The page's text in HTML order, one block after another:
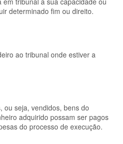
determinado fim ou direito.
ao tribunal onde estiver a
ou seja, vendidos, bens do
adquirido possam ser pagos
do processo de execução.